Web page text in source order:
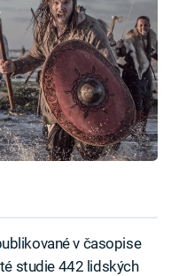
v časopise
studie 442 lidských